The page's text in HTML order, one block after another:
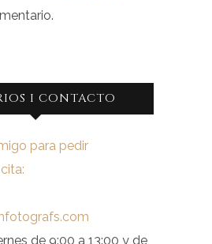
I CONTACTO
para pedir
de 9:00 a 13:00 y de